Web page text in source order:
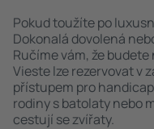
Pokud toužíte po
Dokonalá dovolená
Ručíme vám, že
Vieste lze rezervovat v
přístupem pro
rodiny s batolaty nebo
cestují se zvířaty.